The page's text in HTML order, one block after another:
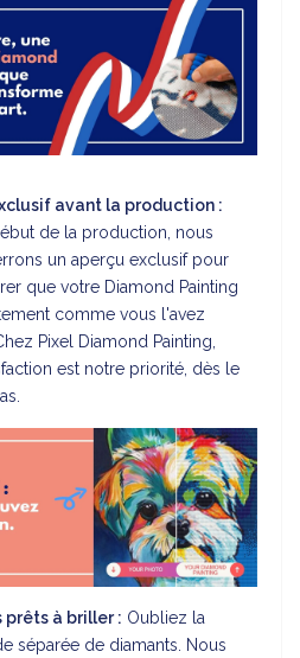
avant la production :
de la production, nous
un aperçu exclusif pour
que votre Diamond Painting
comme vous l'avez
Pixel Diamond Painting,
est notre priorité, dès le
prêts à briller : Oubliez la
séparée de diamants. Nous